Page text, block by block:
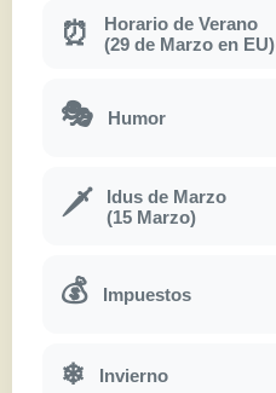
⏰
Horario de Verano
(29 de Marzo en EU)
🎭 Humor
🗡
Idus de Marzo
(15 Marzo)
💰 Impuestos
❄ Invierno